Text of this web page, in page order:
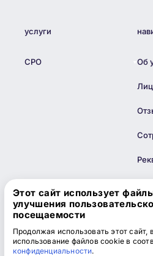
услуги
СРО Об
Этот сайт использует
улучшения
посещаемости
Продолжая использовать этот сайт,
использование файлов cookie в
конфиденциальности.